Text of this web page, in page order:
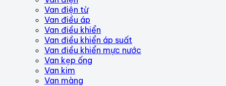
Van điện từ
Van điều áp
Van điều khiển
Van điều khiển áp suất
Van điều khiển mực nước
Van kẹp ống
Van kim
Van màng